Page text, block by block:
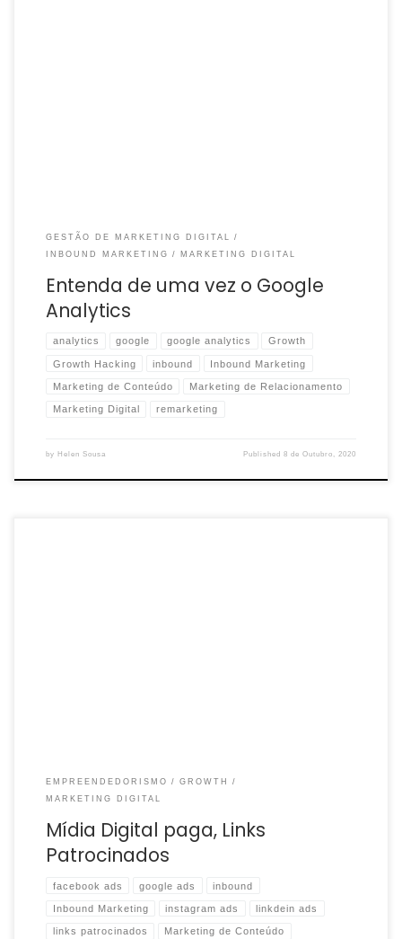
GESTÃO DE MARKETING DIGITAL
INBOUND MARKETING
MARKETING DIGITAL
Entenda de uma vez o Google
Analytics
analytics google google analytics Growth
Growth Hacking inbound Inbound Marketing
Marketing de Conteúdo Marketing de Relacionamento
Marketing Digital remarketing
by Helen Sousa Published8 de Outubro, 2020
EMPREENDEDORISMO
GROWTH
MARKETING DIGITAL
Mídia Digital paga, Links
Patrocinados
facebook ads google ads inbound
Inbound Marketing instagram ads linkdein ads
links patrocinados Marketing de Conteúdo